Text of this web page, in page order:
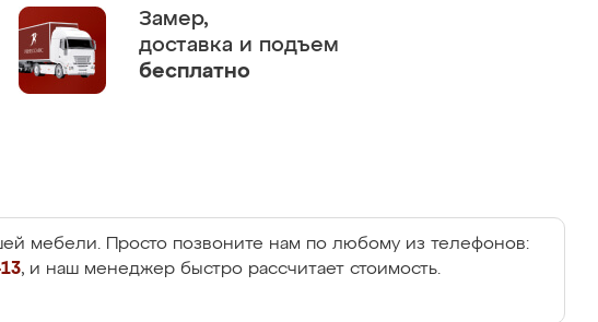
Замер,
доставка и подъем
бесплатно
мебели. Просто позвоните нам по любому из телефонов:
, и наш менеджер быстро рассчитает стоимость.